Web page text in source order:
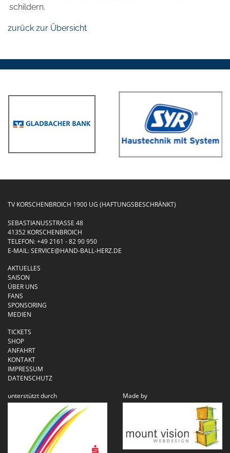
schildern.
zurück zur Übersicht
TV KORSCHENBROICH 1900 UG (HAFTUNGSBESCHRÄNKT)
SEBASTIANUSSTRASSE 48
41352 KORSCHENBROICH
TELEFON:+49 2161 - 82 90 950
E-MAIL:SERVICE@HAND-BALL-HERZ.DE
AKTUELLES
SAISON
ÜBER UNS
FANS
SPONSORING
MEDIEN
TICKETS
SHOP
ANFAHRT
KONTAKT
IMPRESSUM
DATENSCHUTZ
unterstützt durch
Made by